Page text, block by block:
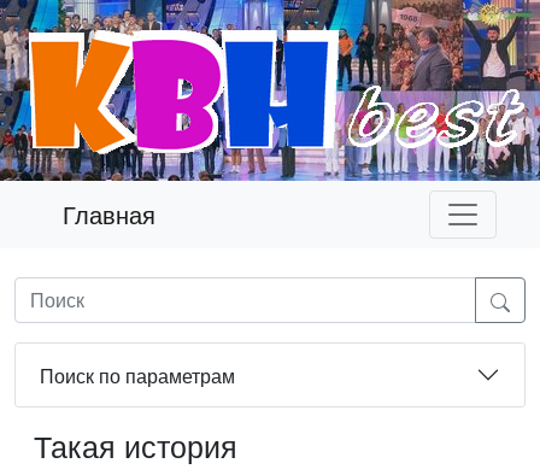
Главная
Поиск по параметрам
Такая история